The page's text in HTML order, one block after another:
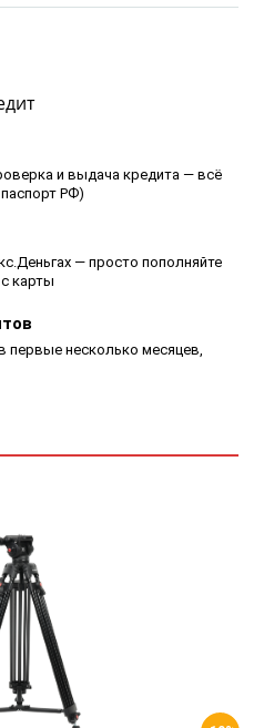
и выдача кредита — всё
РФ)
— просто пополняйте
карты
первые несколько месяцев,